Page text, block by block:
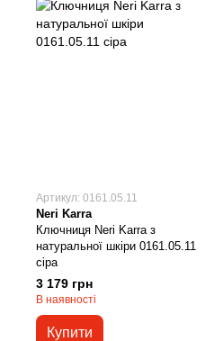
Артикул: 0161.05.11
Neri Karra
Ключниця Neri Karra з
натуральної шкіри 0161.05.11
сіра
3 179 грн
В наявності
Купити